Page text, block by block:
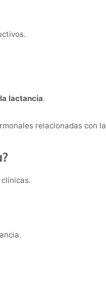
lactancia.
relacionadas con la